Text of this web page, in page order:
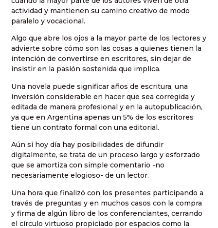
actividad y mantienen su camino creativo de modo
paralelo y vocacional.
Algo que abre los ojos a la mayor parte de los lectores y
advierte sobre cómo son las cosas a quienes tienen la
intención de convertirse en escritores, sin dejar de
insistir en la pasión sostenida que implica.
Una novela puede significar años de escritura, una
inversión considerable en hacer que sea corregida y
editada de manera profesional y en la autopublicación,
ya que en Argentina apenas un 5% de los escritores
tiene un contrato formal con una editorial.
Aún si hoy día hay posibilidades de difundir
digitalmente, se trata de un proceso largo y esforzado
que se amortiza con simple comentario -no
necesariamente elogioso- de un lector.
Una hora que finalizó con los presentes participando a
través de preguntas y en muchos casos con la compra
y firma de algún libro de los conferenciantes, cerrando
el círculo virtuoso propiciado por espacios como la